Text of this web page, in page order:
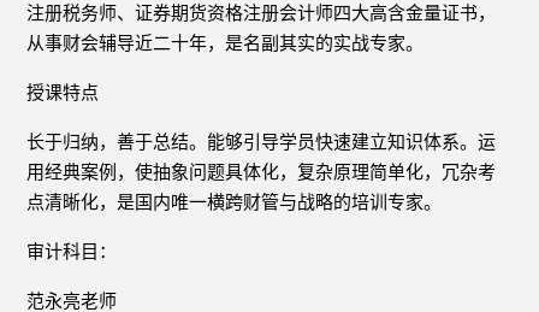
注册税务师、证券期货资格注册会计师四大高含金量证书，
从事财会辅导近二十年，是名副其实的实战专家。
授课特点
长于归纳，善于总结。能够引导学员快速建立知识体系。运
用经典案例，使抽象问题具体化，复杂原理简单化，冗杂考
点清晰化，是国内唯一横跨财管与战略的培训专家。
审计科目：
范永亮老师